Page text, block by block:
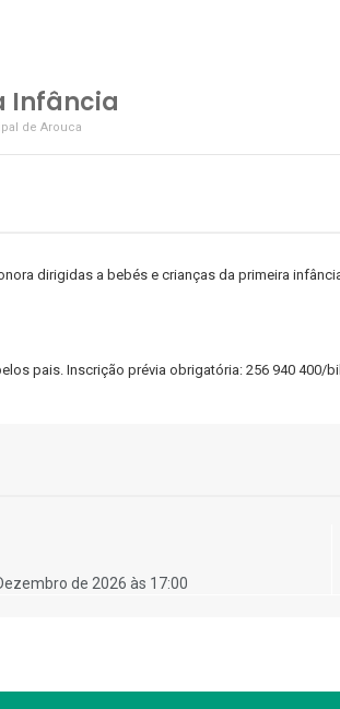
Infância
de Arouca
dirigidas a bebés e crianças da primeira
pais. Inscrição prévia obrigatória: 256 940
de 2026 às 17:00